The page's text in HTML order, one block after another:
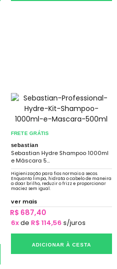
FRETE GRÁTIS
sebastian
Sebastian Hydre Shampoo 1000ml
e Máscara 5...
Higienização para fios normais a secos.
Enquanto limpa, hidrata o cabelo de maneira
a doar brilho, reduzir o frizz e proporcionar
maciez sem igual.
ver mais
R$ 687,40
6xde R$ 114,56 s/juros
ADICIONAR À CESTA